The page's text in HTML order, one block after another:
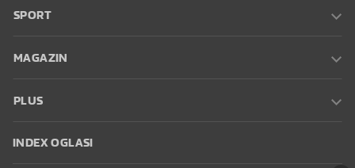
SPORT
MAGAZIN
PLUS
INDEX OGLASI